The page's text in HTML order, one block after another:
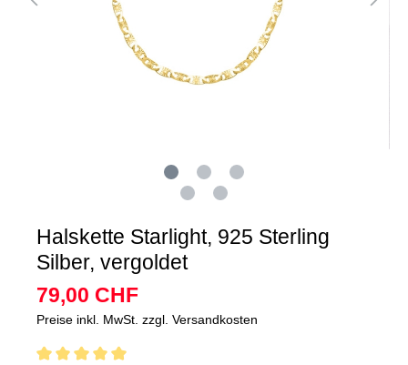
Halskette Starlight, 925 Sterling
Silber, vergoldet
79,00 CHF
Preise inkl. MwSt. zzgl. Versandkosten